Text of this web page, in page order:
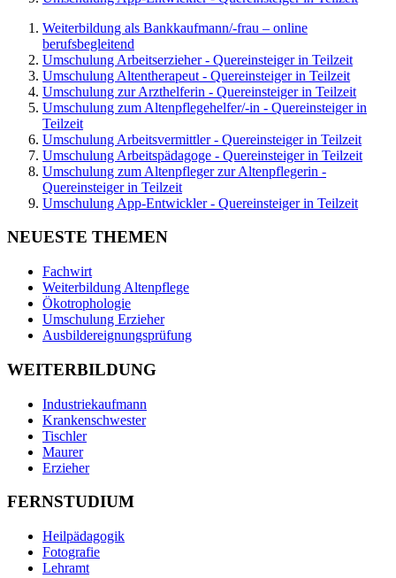
Weiterbildung als Bankkaufmann/-frau – online
berufsbegleitend
Umschulung Arbeitserzieher - Quereinsteiger in Teilzeit
Umschulung Altentherapeut - Quereinsteiger in Teilzeit
Umschulung zur Arzthelferin - Quereinsteiger in Teilzeit
Umschulung zum Altenpflegehelfer/-in - Quereinsteiger in
Teilzeit
Umschulung Arbeitsvermittler - Quereinsteiger in Teilzeit
Umschulung Arbeitspädagoge - Quereinsteiger in Teilzeit
Umschulung zum Altenpfleger zur Altenpflegerin -
Quereinsteiger in Teilzeit
Umschulung App-Entwickler - Quereinsteiger in Teilzeit
NEUESTE THEMEN
Fachwirt
Weiterbildung Altenpflege
Ökotrophologie
Umschulung Erzieher
Ausbildereignungsprüfung
WEITERBILDUNG
Industriekaufmann
Krankenschwester
Tischler
Maurer
Erzieher
FERNSTUDIUM
Heilpädagogik
Fotografie
Lehramt